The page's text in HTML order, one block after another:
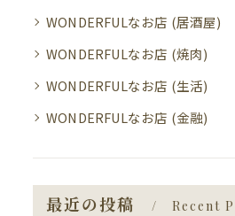
WONDERFULなお店 (居酒屋)
WONDERFULなお店 (焼肉)
WONDERFULなお店 (生活)
WONDERFULなお店 (金融)
最近の投稿 Recent